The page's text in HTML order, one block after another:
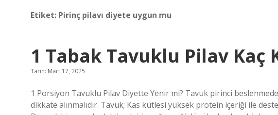
Etiket: Pirinç pilavı diyete uygun mu
1 Tabak Tavuklu Pilav Kaç
Tarih: Mart 17, 2025
1 Porsiyon Tavuklu Pilav Diyette Yenir mi? Tavuk pirinci
dikkate alınmalıdır. Tavuk; Kas kütlesi yüksek protein içeriği ile